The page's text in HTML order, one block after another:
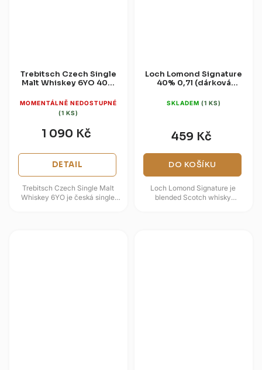
Trebitsch Czech Single
Malt Whiskey 6YO 40%
MOMENTÁLNĚ NEDOSTUPNÉ
(1 KS)
1 090 Kč
DETAIL
Trebitsch Czech Single Malt
Whiskey 6YO je česká single
Loch Lomond Signature
40% 0,7l (dárková
SKLADEM (1 KS)
459 Kč
DO KOŠÍKU
Loch Lomond Signature je
blended Scotch whisky